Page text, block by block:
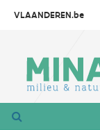
VLAANDEREN.be